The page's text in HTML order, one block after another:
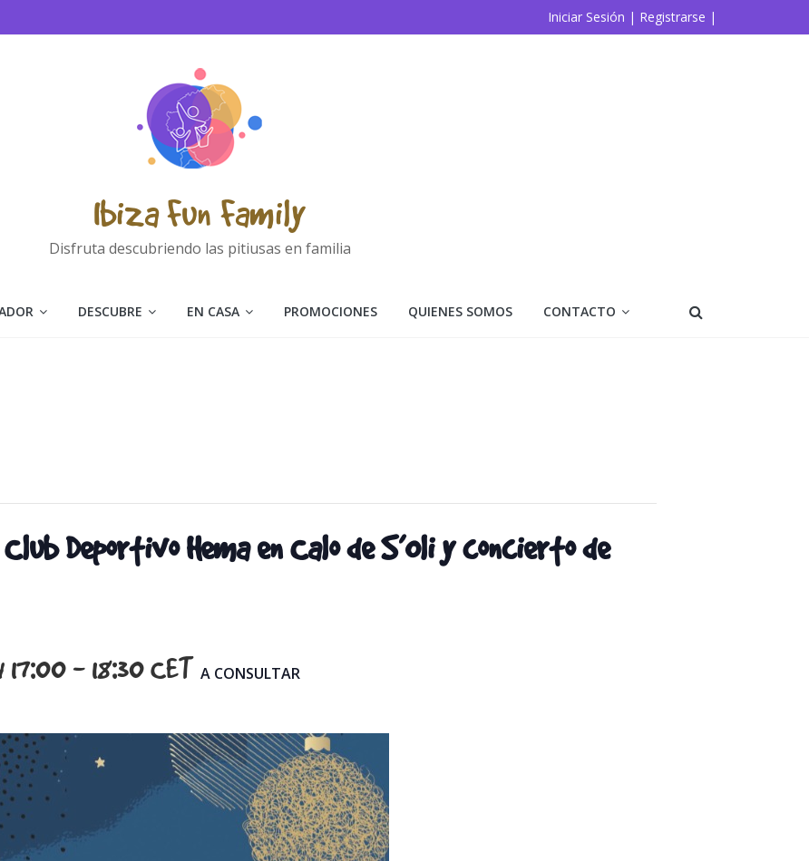
Iniciar Sesión | Registrarse |
Ibiza Fun Family
Disfruta descubriendo las pitiusas en familia
DESCUBRE EN CASA PROMOCIONES QUIENES SOMOS CONTACTO
Deportivo Hema en Calo de S’Oli y concierto de
17:00 - 18:30CET A CONSULTAR